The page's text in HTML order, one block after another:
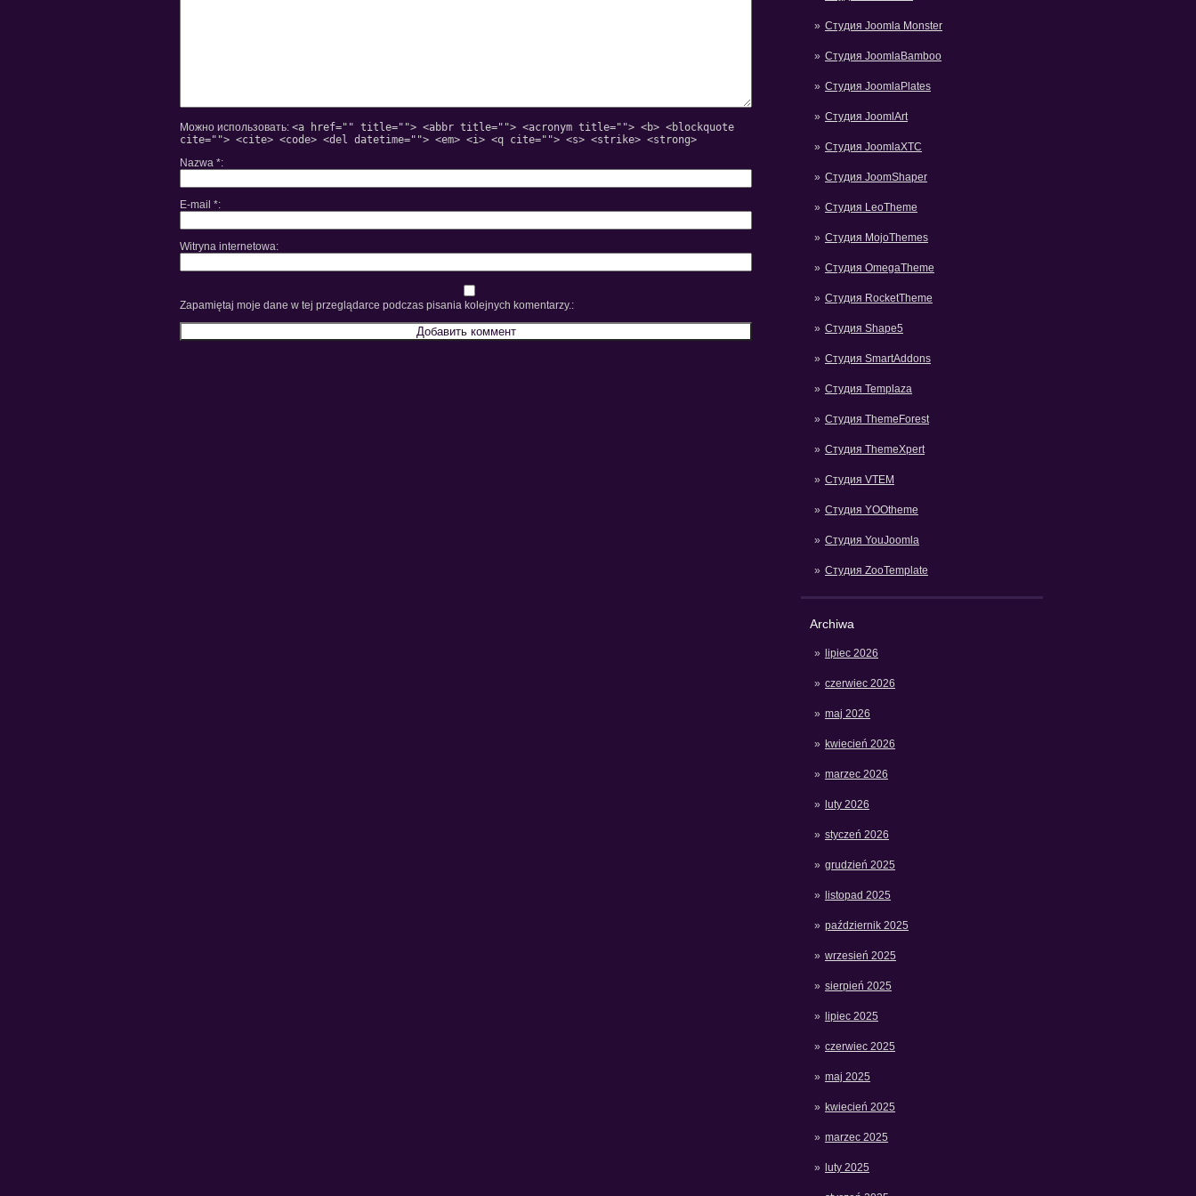
Студия Joomla Monster
Студия JoomlaBamboo
Студия JoomlaPlates
Студия JoomlArt
Студия JoomlaXTC
Студия JoomShaper
Студия LeoTheme
Студия MojoThemes
Студия OmegaTheme
Студия RocketTheme
Студия Shape5
Студия SmartAddons
Студия Templaza
Студия ThemeForest
Студия ThemeXpert
Студия VTEM
Студия YOOtheme
Студия YouJoomla
Студия ZooTemplate
Archiwa
lipiec 2026
czerwiec 2026
maj 2026
kwiecień 2026
marzec 2026
luty 2026
styczeń 2026
grudzień 2025
listopad 2025
październik 2025
wrzesień 2025
sierpień 2025
lipiec 2025
czerwiec 2025
maj 2025
kwiecień 2025
marzec 2025
luty 2025
Можно использовать: <a href="" title=""> <abbr title=""> <acronym title=""> <b> <blockquote
cite=""> <cite> <code> <del datetime=""> <em> <i> <q cite=""> <s> <strike> <strong>
Nazwa *
E-mail *
Witryna internetowa
Zapamiętaj moje dane w tej przeglądarce podczas pisania kolejnych komentarzy.